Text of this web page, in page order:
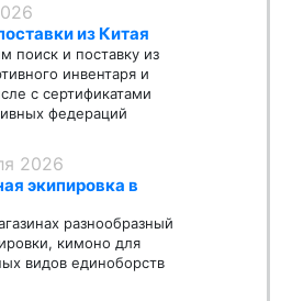
из Китая
поиск и поставку из
инвентаря и
с сертификатами
федераций
2026
экипировка в
разнообразный
кимоно для
видов единоборств